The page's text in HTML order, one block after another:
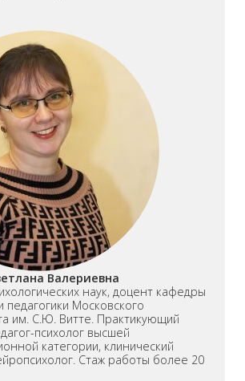
Валериевна
наук, доцент кафедры
педагогики Московского
им. С.Ю. Витте. Практикующий
психолог высшей
категории, клинический
Стаж работы более 20